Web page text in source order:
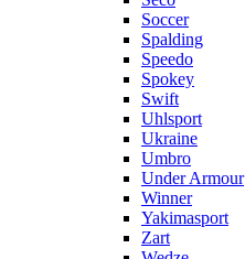
Soccer
Spalding
Speedo
Spokey
Swift
Uhlsport
Ukraine
Umbro
Under Armour
Winner
Yakimasport
Zart